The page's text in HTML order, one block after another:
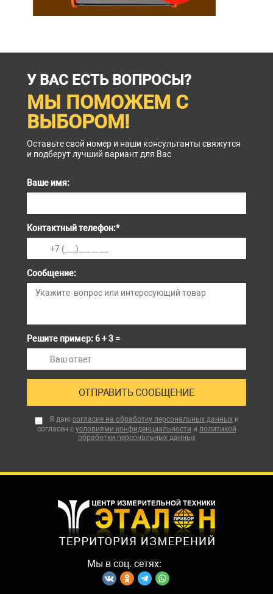
У ВАС ЕСТЬ ВОПРОСЫ?
МЫ ПОМОЖЕМ С
ВЫБОРОМ!
Оставьте свой номер и наши консультанты свяжутся
и подберут лучший вариант для Вас
Ваше имя:
Контактный телефон:*
Сообщение:
Решите пример: 6 + 3 =
Я даю согласие на обработку персональных данныхи
согласен с условиями конфиденциальности и политикой
обработки персональных данных
Мы в соц. сетях: